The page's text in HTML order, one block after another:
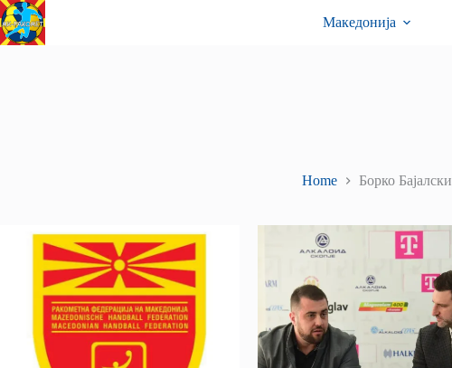
Skip
to
content
Македонија
Home Борко Бајалски